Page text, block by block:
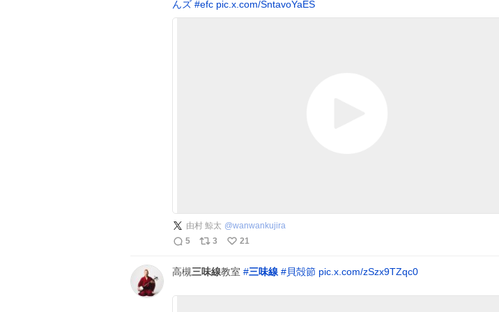
んズ #efc pic.x.com/SntavoYaES
由村 鯨太 @wanwankujira
5
3 21
高槻三味線教室 #三味線 #貝殻節 pic.x.com/zSzx9TZqc0